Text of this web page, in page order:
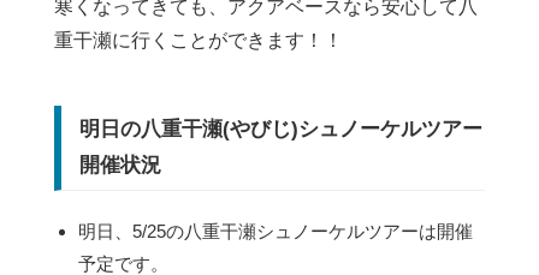
寒くなってきても、アクアベースなら安心して八
重干瀬に行くことができます！！
明日の八重干瀬(やびじ)シュノーケルツアー
開催状況
明日、5/25の八重干瀬シュノーケルツアーは開催
予定です。